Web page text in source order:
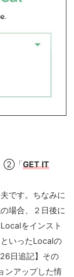
②「GET IT
です。ちなみに
場合、２日後に
をインスト
いったLocalの
日追記】その
ンアップした情